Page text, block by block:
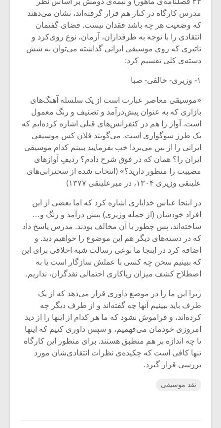
مدرس کارگاه در کنار هم قرار گرفته‌اند، نشان می‌دهند
که وضعیت هر چه باشد فقدان نیست. فضای گفتمان
انتقادی را با توجه به طرفداران، آرمان، نوع روی‌کرد و
تاثیری که روی موسیقی ایرانی گذاشته می‌توان به شش
دسته‌ی کلی تقسیم کرد:
۱- وزیری- خالقی- صبا
«موسیقی معاصر عبارت است از یک سلسله آهنگ‌های
بازاری که به عنوان پیش‌درآمد و تصنیف و رنگ معمول
است. آواز را هم در کنفرانس‌های قبلی اشاره کرده‌ایم که
یک طرز سوگواری است. می‌گویند فلان کس موسیقی
ایرانی را از بین می‌برد! خب بفرمایید ببینم کدام موسیقی
ایران را؟ همان که در فوق شرح دادم؟ ردیفِ آوازهای
مصیبت را منظور دارید؟» (انتخاب شده از سخنرانی‌های
علینقی وزیری ۱۳۰۴، در میرعلینقی ۱۳۷۷)
در اینجا عباس خدایاری اشاره کرد که اما بعضی از این
افراد خودشان (از جمله وزیری) پیش درآمد و رنگ و…
ساخته‌اند، پس چطور با آن مخالف بودند. مدرس پاسخ داد
که در دسته‌های دیگر هم این موضوع را خواهیم دید. و
اضافه کرد در اینجا ما نوعی رسالت شبه اخلاقی برای این
که ببینیم سخن چه کسی با عملش سازگار است یا به
اصطلاح کشف میزان ریاکاری احتمالی نقدگران، نداریم.
زیرا این ما را در موضع داوری قرار می‌دهد که از یک
طرف باید ببینیم آنها چه گفته‌اند و از طرف دیگر چه
کرده‌اند، و فراموش نشود که ما هر کدام از اینها را از دید
امروزی خودمان می‌فهمیم، و سپس داوری کنیم که اینها
تا چه اندازه بر هم منطبق هستند. برای منظور این کارگاه
تنها کافی است که چکیده‌ی نظرات انتقادی‌شان مورد
بررسی قرار گیرد.
نقد موسیقی